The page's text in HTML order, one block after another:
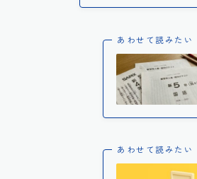
あわせて読みたい
あわせて読みたい